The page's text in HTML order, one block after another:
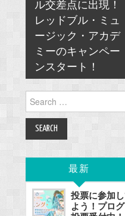
ル交差点に出現！
レッドブル・ミュ
ージック・アカデ
ミーのキャンペー
ンスタート！
for:
最新
投票に参加
よう！プロ